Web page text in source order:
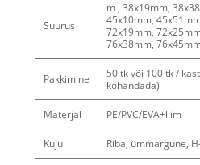
Suurus
m , 38x19mm,
45x10mm,
72x19mm,
76x38mm,
Pakkimine
50 tk või 100 tk /
kohandada)
Materjal PE/PVC/EVA+liim
Kuju Riba, ümmargune,